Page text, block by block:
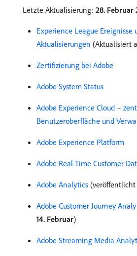
Letzte Aktualisierung: 28. Februar
Experience League Ereignisse
Aktualisierungen (Aktualisiert
Zertifizierung bei Adobe
Adobe System Status
Adobe Experience Cloud –
Benutzeroberfläche und
Adobe Experience Platform
Adobe Real-Time Customer
Adobe Analytics (veröffentlicht
Adobe Customer Journey
14. Februar)
Adobe Streaming Media